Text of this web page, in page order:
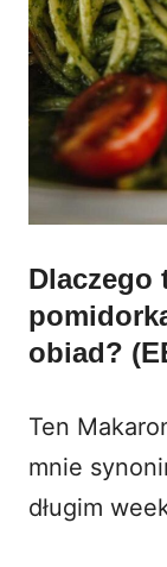
Dlaczego
obiad?
Ten
mnie
długim